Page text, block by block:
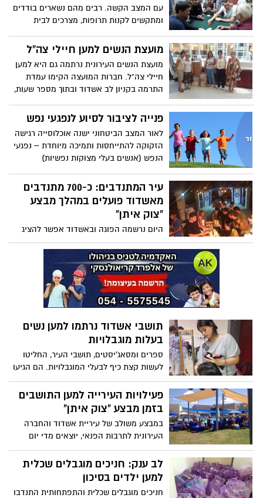
עם המצב הקשה. רבים מהם נשארים בודדים
ומתקשים לקנות תרופות, מצרכים לבית
הקימה העירייה מערך התנדבות שיענה על
צרכי הקשישים, הצעירים מפגינים רוח
התנדבות יוצאת דופן וכולם יוצאים מחוייכים
מועצת הנשים למען חיילי צה"ל
מועצת הנשים העירונית נרתמה גם היא למען
חיילי צה"ל. חברות המועצה הקימו עמדת
התרמה בקניון לב אשדוד ובתוך מספר שעות,
צה"ל
פנייה לציבור לסיוע לנפגעי נפש
לאור המצב הביטחוני ישנה אוכלוסייה רגישה
הזקוקה להתייחסות ותמיכה מיוחדת – נפגעי
הנפש (אנשים בעלי מצוקות נפשיות)
עיר המתנדבים: כ-700 מתנדבים
מאשדוד פועלים במהלך מבצע
"צוק איתן"
היום נרשמה הפוגה ובאשדוד אפשר להציג
נתוני ביניים לפעילות המחלקה להתנדבות.
כ-700 מתנדבים פעלו במוקדי פעילות מגוונים
וסייעו לקשישים, לעולים, במוקד העירוני,
בפעילות עם ילדים, בשמרטפיות, חינוך מיוחד
ובבתי אבות. אשדוד גאה במערך המתנדבים
שלה ומודה לכל מי שנטל חלק בהגברת החוסן
תושבי אשדוד נרתמו למען נשים
בעלות מוגבלויות
ספרים ומסאג'יסטים, תושבי העיר, החליטו
לעשות קצת כיף לבעלי המוגבלויות. הם הגיעו
למתנ"ס במרכז לילך ופינקו כ-15 נשים עם
מוגבלות שכלית והתפתחותית, הנשים התפנקו
במסאג'ים, תספורות, מניקור ופדיקור. הבנות
נהנו גם מארוחת בוקר והכל בהתנדבות מלאה
של תושבי אשדוד!!!
פעילויות העירייה למען התושבים
בזמן מבצע "צוק איתן"
במבצע משולב של עיריית אשדוד והחברה
העירונית לתרבות הפנאי, יוצאים מדי יום
כ-13,500 תושבים לפעילויות שונות בתוך העיר
ומחוצה לה. עד היום נהנו מפעילות זו למעלה
מ-100,000 תושבים
לב ענק: חניכים מוגבלים שכלית
למען ילדים בסיכון
חניכים מוגבלים שכלית והתפתחותית התנדבו